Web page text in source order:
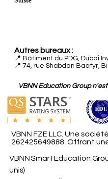
Autres bureaux :
📍 Bâtiment du PDG, Dubai
📍 74, rue Shabdan Baatyr,
VBNN Education Group
VBNN FZE LLC. Une
262425649888. Offrant
VBNN Smart Education
unis)